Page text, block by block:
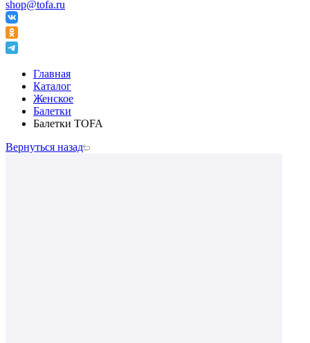
shop@tofa.ru
Главная
Каталог
Женское
Балетки
Балетки TOFA
Вернуться назад